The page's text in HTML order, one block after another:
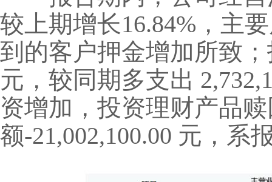
较上期增长16.84%，主
到的客户押金增加所致
元，较同期多支出
资增加，投资理财产品
额-21,002,100.00 元，系